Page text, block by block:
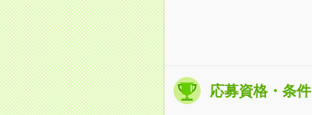
応募資格・条件